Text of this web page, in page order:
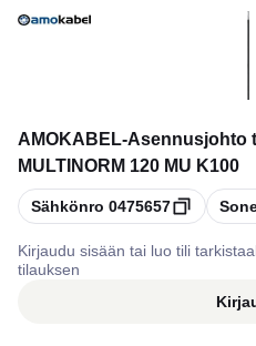
AMOKABEL-Asennusjohto
MULTINORM 120 MU K100
Kopioi
Sähkönro 0475657 Kopioi
Kirjaudu sisään tai luo tili
tilauksen